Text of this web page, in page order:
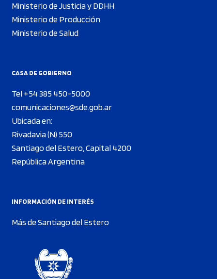
Ministerio de Justicia y DDHH
Ministerio de Producción
Ministerio de Salud
CASA DE GOBIERNO
Tel +54 385 450-5000
comunicaciones@sde.gob.ar
Ubicada en:
Rivadavia (N) 550
Santiago del Estero, Capital 4200
República Argentina
INFORMACIÓN DE INTERÉS
Más de Santiago del Estero